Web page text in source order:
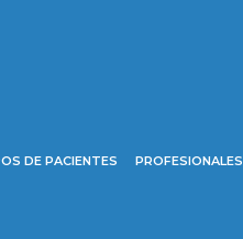
DE PACIENTES PROFESIONALES